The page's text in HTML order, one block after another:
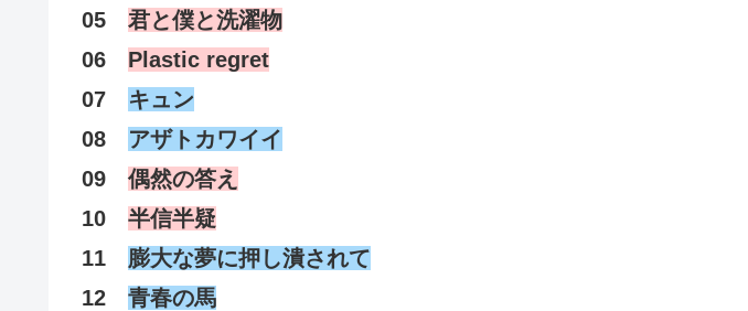
05 君と僕と洗濯物
06 Plastic regret
07 キュン
08 アザトカワイイ
09 偶然の答え
10 半信半疑
11 膨大な夢に押し潰されて
12 青春の馬